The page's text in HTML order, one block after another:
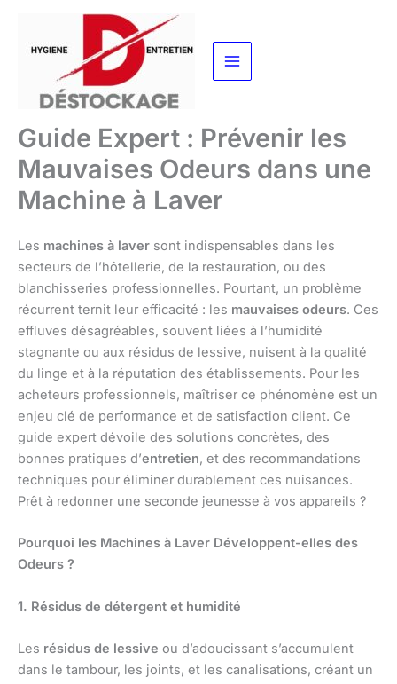
contenu
Guide Expert : Prévenir les
Mauvaises Odeurs dans une
Machine à Laver
Les machines à laver sont indispensables dans les
secteurs de l’hôtellerie, de la restauration, ou des
blanchisseries professionnelles. Pourtant, un problème
récurrent ternit leur efficacité : les mauvaises odeurs. Ces
effluves désagréables, souvent liées à l’humidité
stagnante ou aux résidus de lessive, nuisent à la qualité
du linge et à la réputation des établissements. Pour les
acheteurs professionnels, maîtriser ce phénomène est un
enjeu clé de performance et de satisfaction client. Ce
guide expert dévoile des solutions concrètes, des
bonnes pratiques d’entretien, et des recommandations
techniques pour éliminer durablement ces nuisances.
Prêt à redonner une seconde jeunesse à vos appareils ?
Pourquoi les Machines à Laver Développent-elles des
Odeurs ?
1. Résidus de détergent et humidité
Les résidus de lessive ou d’adoucissant s’accumulent
dans le tambour, les joints, et les canalisations, créant un